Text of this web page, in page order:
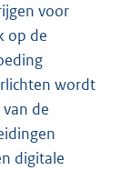
voor
op de
wordt
de
digitale